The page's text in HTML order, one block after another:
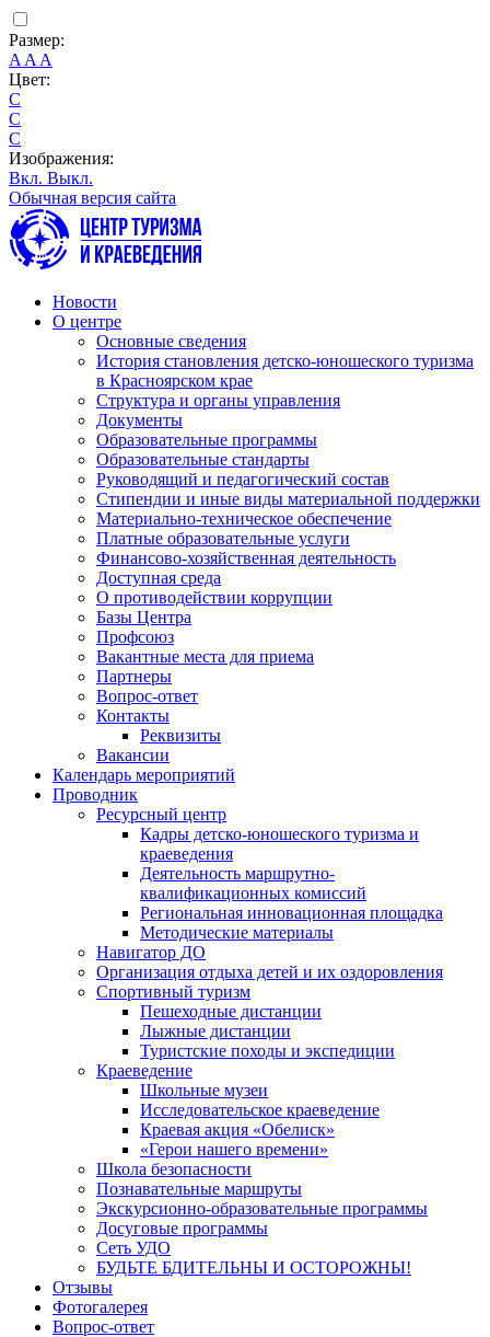
Размер:
A A A
Цвет:
C
C
C
Изображения:
Вкл. Выкл.
Обычная версия сайта
Новости
О центре
Основные сведения
История становления детско-юношеского туризма
в Красноярском крае
Структура и органы управления
Документы
Образовательные программы
Образовательные стандарты
Руководящий и педагогический состав
Стипендии и иные виды материальной поддержки
Материально-техническое обеспечение
Платные образовательные услуги
Финансово-хозяйственная деятельность
Доступная среда
О противодействии коррупции
Базы Центра
Профсоюз
Вакантные места для приема
Партнеры
Вопрос-ответ
Контакты
Реквизиты
Вакансии
Календарь мероприятий
Проводник
Ресурсный центр
Кадры детско-юношеского туризма и
краеведения
Деятельность маршрутно-
квалификационных комиссий
Региональная инновационная площадка
Методические материалы
Навигатор ДО
Организация отдыха детей и их оздоровления
Спортивный туризм
Пешеходные дистанции
Лыжные дистанции
Туристские походы и экспедиции
Краеведение
Школьные музеи
Исследовательское краеведение
Краевая акция «Обелиск»
«Герои нашего времени»
Школа безопасности
Познавательные маршруты
Экскурсионно-образовательные программы
Досуговые программы
Сеть УДО
БУДЬТЕ БДИТЕЛЬНЫ И ОСТОРОЖНЫ!
Отзывы
Фотогалерея
Вопрос-ответ